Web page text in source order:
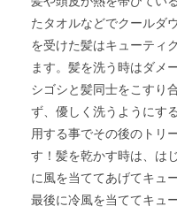
たタオルなどでクールダ
を受けた髪はキューティ
ます。髪を洗う時はダメ
シゴシと髪同士をこすり
ず、優しく洗うようにす
用する事でその後のトリ
す！髪を乾かす時は、は
に風を当ててあげてキュ
最後に冷風を当ててキュ